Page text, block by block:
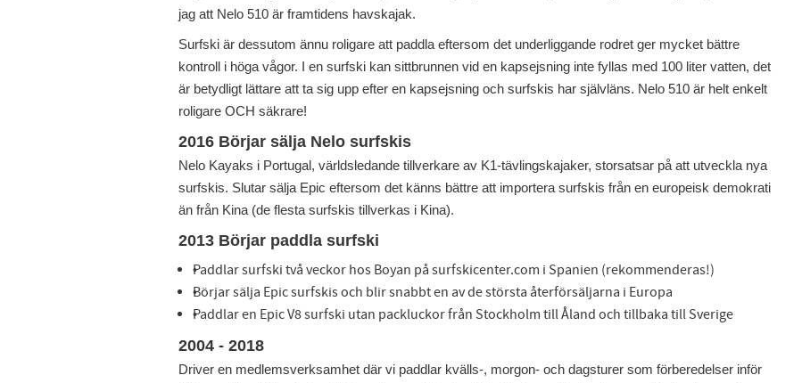
jag att Nelo 510 är framtidens havskajak.
Surfski är dessutom ännu roligare att paddla eftersom det underliggande rodret ger mycket bättre
kontroll i höga vågor. I en surfski kan sittbrunnen vid en kapsejsning inte fyllas med 100 liter vatten, det
är betydligt lättare att ta sig upp efter en kapsejsning och surfskis har självläns. Nelo 510 är helt enkelt
roligare OCH säkrare!
2016 Börjar sälja Nelo surfskis
Nelo Kayaks i Portugal, världsledande tillverkare av K1-tävlingskajaker, storsatsar på att utveckla nya
surfskis. Slutar sälja Epic eftersom det känns bättre att importera surfskis från en europeisk demokrati
än från Kina (de flesta surfskis tillverkas i Kina).
2013 Börjar paddla surfski
Paddlar surfski två veckor hos Boyan på surfskicenter.com i Spanien (rekommenderas!)
Börjar sälja Epic surfskis och blir snabbt en av de största återförsäljarna i Europa
Paddlar en Epic V8 surfski utan packluckor från Stockholm till Åland och tillbaka till Sverige
2004 - 2018
Driver en medlemsverksamhet där vi paddlar kvälls-, morgon- och dagsturer som förberedelser inför